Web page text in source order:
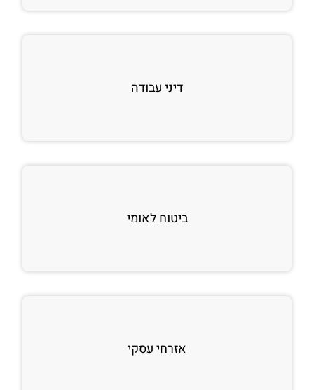
דיני עבודה
ביטוח לאומי
אזרחי עסקי